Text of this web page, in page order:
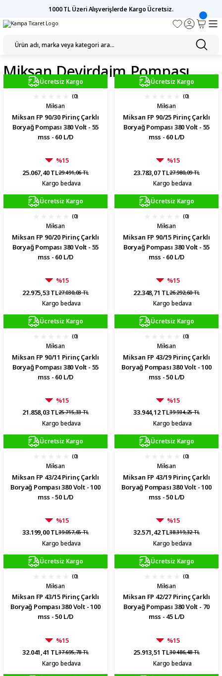
1000 TL Üzeri Alışverişlerde Kargo Ücretsiz.
Miksan Devirdaim Pompası
Ücretsiz Kargo
(0)
Miksan
Miksan FP 90/30 Pirinç Çarklı
Boryağ Pompası 380 Volt - 55
mss - 60 L/D
%15
25.067,40 TL29.491,06 TL
Kargo bedava
Ücretsiz Kargo
(0)
Miksan
Miksan FP 90/25 Pirinç Çarklı
Boryağ Pompası 380 Volt - 55
mss - 60 L/D
%15
23.783,07 TL27.980,09 TL
Kargo bedava
Ücretsiz Kargo
(0)
Miksan
Miksan FP 90/20 Pirinç Çarklı
Boryağ Pompası 380 Volt - 55
mss - 60 L/D
%15
22.975,53 TL27.030,03 TL
Kargo bedava
Ücretsiz Kargo
(0)
Miksan
Miksan FP 90/15 Pirinç Çarklı
Boryağ Pompası 380 Volt - 55
mss - 60 L/D
%15
22.348,71 TL26.292,60 TL
Kargo bedava
Ücretsiz Kargo
(0)
Miksan
Miksan FP 90/11 Pirinç Çarklı
Boryağ Pompası 380 Volt - 55
mss - 60 L/D
%15
21.858,03 TL25.715,33 TL
Kargo bedava
Ücretsiz Kargo
(0)
Miksan
Miksan FP 43/29 Pirinç Çarklı
Boryağ Pompası 380 Volt - 100
mss - 50 L/D
%15
33.944,12 TL39.934,25 TL
Kargo bedava
Ücretsiz Kargo
(0)
Miksan
Miksan FP 43/24 Pirinç Çarklı
Boryağ Pompası 380 Volt - 100
mss - 50 L/D
%15
33.199,00 TL39.057,65 TL
Kargo bedava
Ücretsiz Kargo
(0)
Miksan
Miksan FP 43/19 Pirinç Çarklı
Boryağ Pompası 380 Volt - 100
mss - 50 L/D
%15
32.571,42 TL38.319,32 TL
Kargo bedava
Ücretsiz Kargo
(0)
Miksan
Miksan FP 43/15 Pirinç Çarklı
Boryağ Pompası 380 Volt - 100
mss - 50 L/D
%15
32.041,41 TL37.695,78 TL
Kargo bedava
Ücretsiz Kargo
(0)
Miksan
Miksan FP 42/27 Pirinç Çarklı
Boryağ Pompası 380 Volt - 70
mss - 45 L/D
%15
25.913,51 TL30.486,48 TL
Kargo bedava